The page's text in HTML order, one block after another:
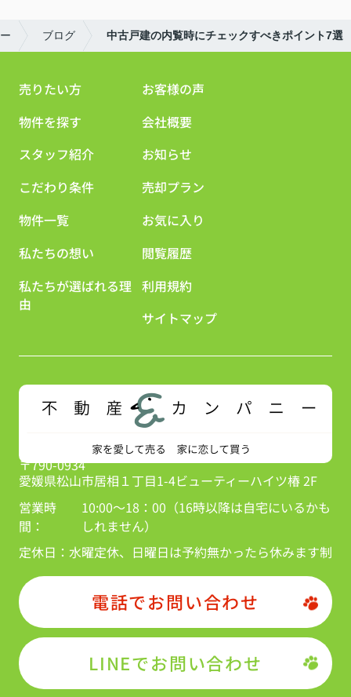
ブログ 中古戸建の内覧時にチェックすべきポイント7選
売りたい方
物件を探す
スタッフ紹介
こだわり条件
物件一覧
私たちの想い
私たちが選ばれる理
由
お客様の声
会社概要
お知らせ
売却プラン
お気に入り
閲覧履歴
利用規約
サイトマップ
〒790-0934
愛媛県松山市居相１丁目1-4ビューティーハイツ椿 2F
営業時
間：
10:00～18：00（16時以降は自宅にいるかも
しれません）
定休日： 水曜定休、日曜日は予約無かったら休みます制
電話でお問い合わせ
LINEでお問い合わせ